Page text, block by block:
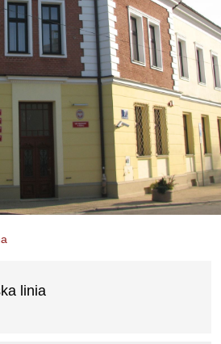
linia